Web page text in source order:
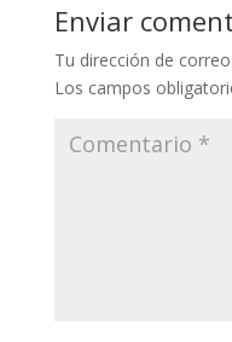
Enviar
Tu dirección de
Los campos